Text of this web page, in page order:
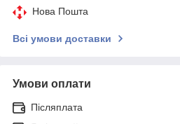
Нова Пошта
Всі умови доставки
Умови оплати
Післяплата